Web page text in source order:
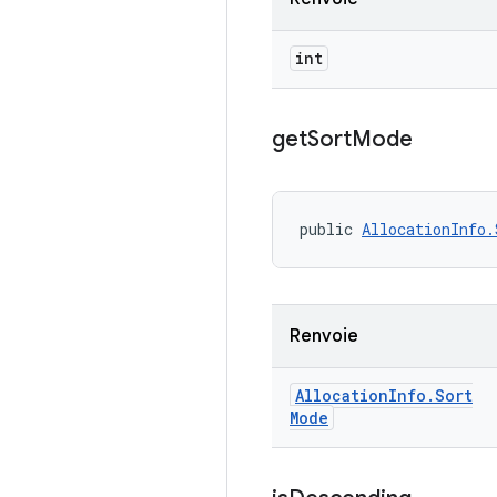
int
getSortMode
public
Renvoie
AllocationInfo .Sort
Mode